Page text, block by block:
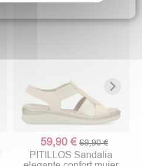
59,90 € 69,90 €
PITILLOS Sandalia